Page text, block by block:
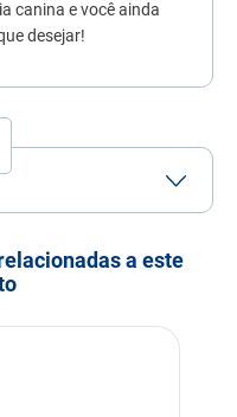
canina e você ainda
desejar!
PequenoMédioGrande
Idoso
a este